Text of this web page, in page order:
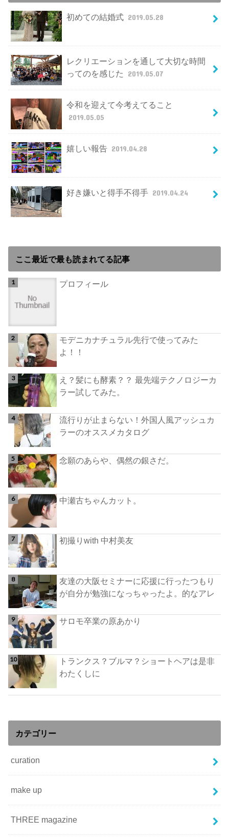
初めての結婚式 2019.05.28
レクリエーションを通して大切な時間
ってのを感じた
2019.05.07
令和を迎えて今考えてること
2019.05.05
嬉しい報告 2019.04.28
好き嫌いと得手不得手 2019.04.24
ここ最近で最も読まれてる記事
プロフィール
モデニカナチュラル先行で使ってみた
よ！！
え？髪にも酵素？？ 最先端テクノロジーカ
ラー試してみた。
流行りが止まらない！外国人風アッシュカ
ラーのオススメカタログ
念願のあらや、偶然の銀さだ。
中瀬古ちゃんカット。
初撮りwith 中村美友
友達の大阪セミナーに応援に行ったつもり
が自分が勉強になっちゃったよ。的なアレ
サロモ卒業の原あかり
トランクス？ブルマ？ショートヘアは是非
わたくしに
カテゴリー
curation
make up
THREE magazine